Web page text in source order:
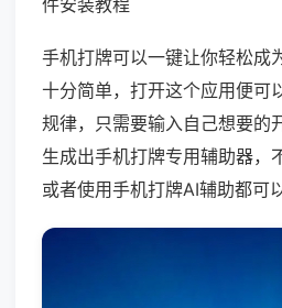
件安装教程
手机打牌可以一键让你轻松成
十分简单，打开这个应用便可
规律，只需要输入自己想要的
生成出手机打牌专用辅助器，
或者使用手机打牌AI辅助都可